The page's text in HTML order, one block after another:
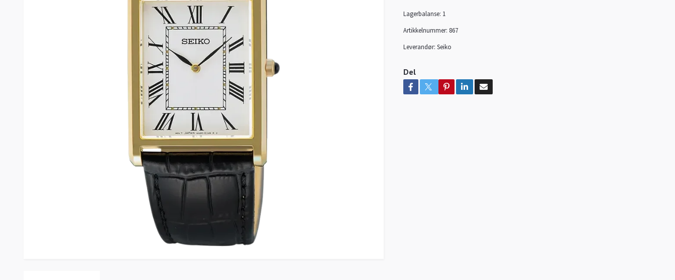
Lagerbalanse: 1
Artikkelnummer: 867
Leverandør: Seiko
Del